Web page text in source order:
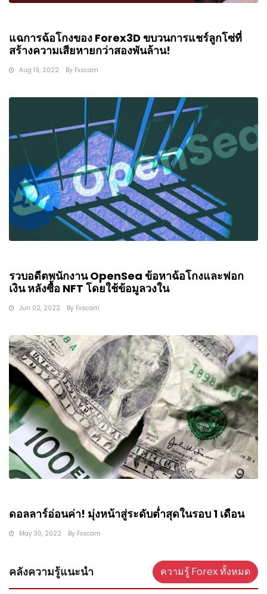
แฉการฉ้อโกงของ Forex3D ขบวนการแชร์ลูกโซ่ที่
สร้างความเสียหายกว่าสองพันล้าน!
Aug 19, 2022 By Fxscam
รวบอดีตพนักงาน OpenSea ข้อหาฉ้อโกงและฟอก
เงิน หลังซื้อ NFT โดยใช้ข้อมูลวงใน
Jun 02, 2022 By Fxscam
ดอลลาร์อ่อนค่า! มุ่งหน้าสู่ระดับต่ำสุดในรอบ 1 เดือน
May 30, 2022 By Fxscam
คลังความรู้แนะนำ ความรู้ Forex ทั้งหมด